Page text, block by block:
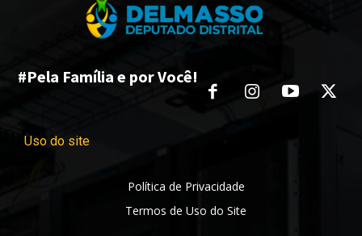
#Pela Família e por Você!
Uso do site
Política de Privacidade
Termos de Uso do Site